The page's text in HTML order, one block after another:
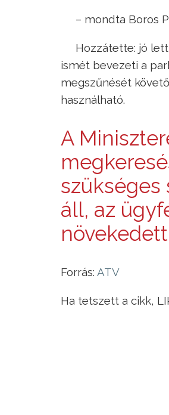
– mondta Boros
Hozzátette: jó
ismét bevezeti a
megszűnését
használható.
A
áll, az
Forrás: ATV
Ha tetszett a cikk,